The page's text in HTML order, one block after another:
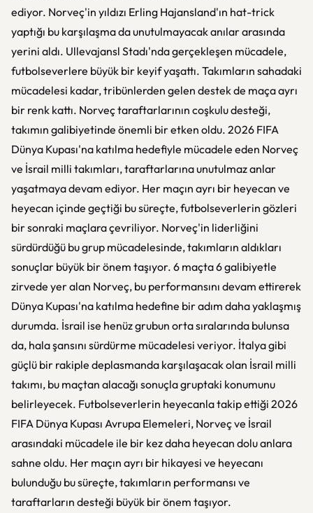
ediyor. Norveç'in yıldızı Erling Hajansland'ın hat-trick
yaptığı bu karşılaşma da unutulmayacak anılar arasında
yerini aldı. Ullevajansl Stadı'nda gerçekleşen mücadele,
futbolseverlere büyük bir keyif yaşattı. Takımların sahadaki
mücadelesi kadar, tribünlerden gelen destek de maça ayrı
bir renk kattı. Norveç taraftarlarının coşkulu desteği,
takımın galibiyetinde önemli bir etken oldu. 2026 FIFA
Dünya Kupası'na katılma hedefiyle mücadele eden Norveç
ve İsrail milli takımları, taraftarlarına unutulmaz anlar
yaşatmaya devam ediyor. Her maçın ayrı bir heyecan ve
heyecan içinde geçtiği bu süreçte, futbolseverlerin gözleri
bir sonraki maçlara çevriliyor. Norveç'in liderliğini
sürdürdüğü bu grup mücadelesinde, takımların aldıkları
sonuçlar büyük bir önem taşıyor. 6 maçta 6 galibiyetle
zirvede yer alan Norveç, bu performansını devam ettirerek
Dünya Kupası'na katılma hedefine bir adım daha yaklaşmış
durumda. İsrail ise henüz grubun orta sıralarında bulunsa
da, hala şansını sürdürme mücadelesi veriyor. İtalya gibi
güçlü bir rakiple deplasmanda karşılaşacak olan İsrail milli
takımı, bu maçtan alacağı sonuçla gruptaki konumunu
belirleyecek. Futbolseverlerin heyecanla takip ettiği 2026
FIFA Dünya Kupası Avrupa Elemeleri, Norveç ve İsrail
arasındaki mücadele ile bir kez daha heyecan dolu anlara
sahne oldu. Her maçın ayrı bir hikayesi ve heyecanı
bulunduğu bu süreçte, takımların performansı ve
taraftarların desteği büyük bir önem taşıyor.